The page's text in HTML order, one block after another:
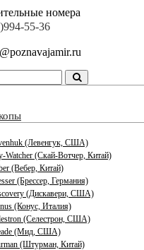
номера
55-36
(Левенгук, США)
Watcher (Скай-Вотчер, Китай)
(Вебер, Китай)
(Брессер, Германия)
(Дискавери, США)
(Конус, Италия)
(Селестрон, США)
(Мид, США)
(Штурман, Китай)